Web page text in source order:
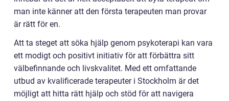
man inte känner att den första terapeuten man provar
är rätt för en.
Att ta steget att söka hjälp genom psykoterapi kan vara
ett modigt och positivt initiativ för att förbättra sitt
välbefinnande och livskvalitet. Med ett omfattande
utbud av kvalificerade terapeuter i Stockholm är det
möjligt att hitta rätt hjälp och stöd för att navigera